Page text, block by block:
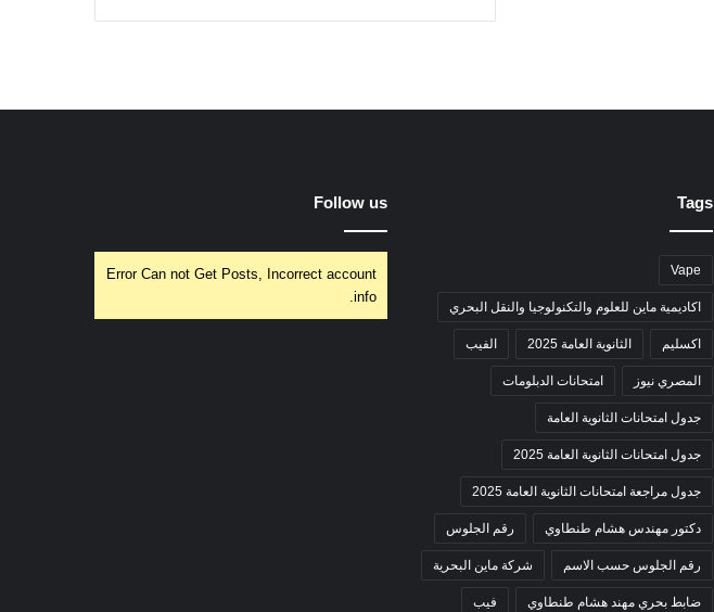
Tags
Vape
اكاديمية ماين للعلوم والتكنولوجيا والنقل البحري
اكسليم الثانوية العامة 2025 الفيب
المصري نيوز امتحانات الدبلومات
جدول امتحانات الثانوية العامة
جدول امتحانات الثانوية العامة 2025
جدول مراجعة امتحانات الثانوية العامة 2025
دكتور مهندس هشام طنطاوي رقم الجلوس
رقم الجلوس حسب الاسم شركة ماين البحرية
ضابط بحري مهند هشام طنطاوي فيب
Follow us
Error Can not Get Posts, Incorrect account
info.